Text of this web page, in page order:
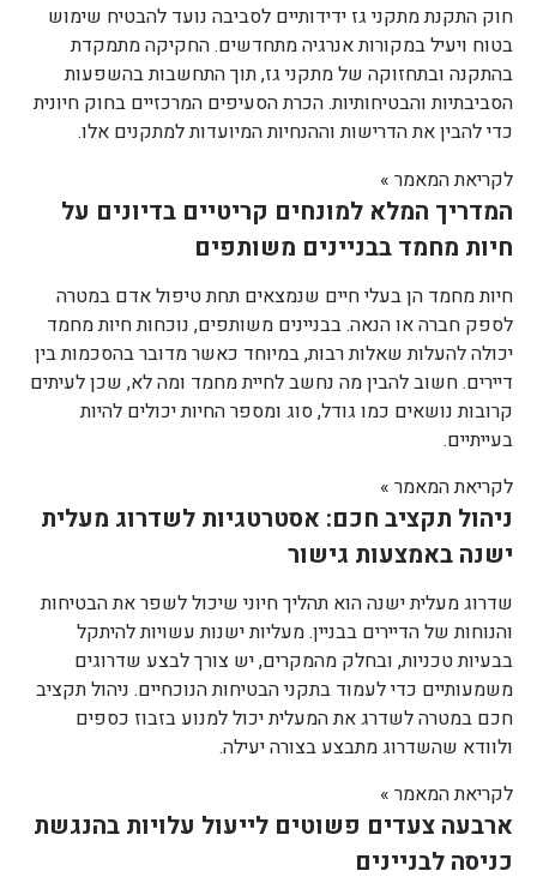
חוק התקנת מתקני גז ידידותיים לסביבה נועד להבטיח שימוש
בטוח ויעיל במקורות אנרגיה מתחדשים. החקיקה מתמקדת
בהתקנה ובתחזוקה של מתקני גז, תוך התחשבות בהשפעות
הסביבתיות והבטיחותיות. הכרת הסעיפים המרכזיים בחוק חיונית
כדי להבין את הדרישות וההנחיות המיועדות למתקנים אלו.
לקריאת המאמר »
המדריך המלא למונחים קריטיים בדיונים על
חיות מחמד בבניינים משותפים
חיות מחמד הן בעלי חיים שנמצאים תחת טיפול אדם במטרה
לספק חברה או הנאה. בבניינים משותפים, נוכחות חיות מחמד
יכולה להעלות שאלות רבות, במיוחד כאשר מדובר בהסכמות בין
דיירים. חשוב להבין מה נחשב לחיית מחמד ומה לא, שכן לעיתים
קרובות נושאים כמו גודל, סוג ומספר החיות יכולים להיות
בעייתיים.
לקריאת המאמר »
ניהול תקציב חכם: אסטרטגיות לשדרוג מעלית
ישנה באמצעות גישור
שדרוג מעלית ישנה הוא תהליך חיוני שיכול לשפר את הבטיחות
והנוחות של הדיירים בבניין. מעליות ישנות עשויות להיתקל
בבעיות טכניות, ובחלק מהמקרים, יש צורך לבצע שדרוגים
משמעותיים כדי לעמוד בתקני הבטיחות הנוכחיים. ניהול תקציב
חכם במטרה לשדרג את המעלית יכול למנוע בזבוז כספים
ולוודא שהשדרוג מתבצע בצורה יעילה.
לקריאת המאמר »
ארבעה צעדים פשוטים לייעול עלויות בהנגשת
כניסה לבניינים